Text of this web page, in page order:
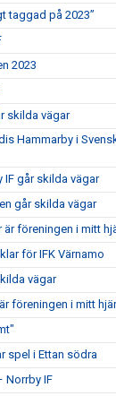
taggad på 2023”
2023
skilda vägar
Hammarby i
IF går skilda vägar
går skilda vägar
är föreningen i mitt
för IFK Värnamo
vägar
föreningen i mitt
spel i Ettan södra
Norrby IF